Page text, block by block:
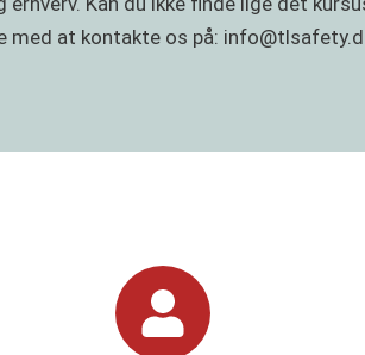
med at kontakte os på: